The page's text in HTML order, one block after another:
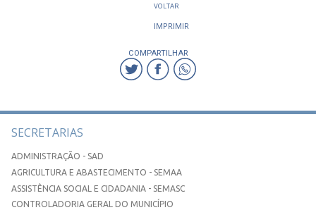
VOLTAR
IMPRIMIR
COMPARTILHAR
SECRETARIAS
ADMINISTRAÇÃO - SAD
AGRICULTURA E ABASTECIMENTO - SEMAA
ASSISTÊNCIA SOCIAL E CIDADANIA - SEMASC
CONTROLADORIA GERAL DO MUNICÍPIO